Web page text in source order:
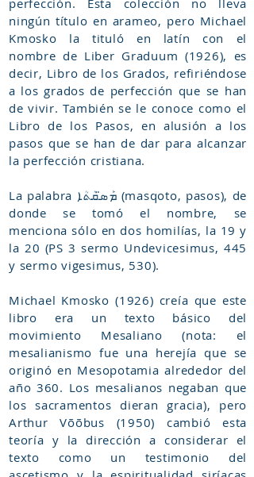
perfección. Esta colección no lleva
ningún título en arameo, pero Michael
Kmosko la tituló en latín con el
nombre de Liber Graduum (1926), es
decir, Libro de los Grados, refiriéndose
a los grados de perfección que se han
de vivir. También se le conoce como el
Libro de los Pasos, en alusión a los
pasos que se han de dar para alcanzar
la perfección cristiana.
La palabra ܡܰܣ̈ܩܳܬܳܐ (masqoto, pasos), de
donde se tomó el nombre, se
menciona sólo en dos homilías, la 19 y
la 20 (PS 3 sermo Undevicesimus, 445
y sermo vigesimus, 530).
Michael Kmosko (1926) creía que este
libro era un texto básico del
movimiento Mesaliano (nota: el
mesalianismo fue una herejía que se
originó en Mesopotamia alrededor del
año 360. Los mesalianos negaban que
los sacramentos dieran gracia), pero
Arthur Võõbus (1950) cambió esta
teoría y la dirección a considerar el
texto como un testimonio del